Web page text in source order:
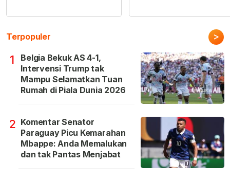
Terpopuler >
1
Belgia Bekuk AS 4-1,
Intervensi Trump tak
Mampu Selamatkan Tuan
Rumah di Piala Dunia 2026
2 Komentar Senator
Paraguay Picu Kemarahan
Mbappe: Anda Memalukan
dan tak Pantas Menjabat